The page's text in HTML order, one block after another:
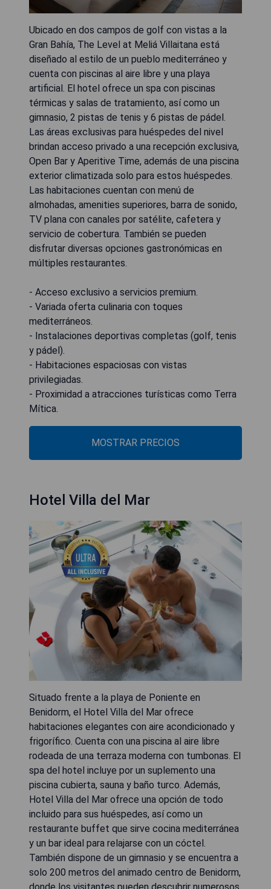
Ubicado en dos campos de golf con vistas a la
Gran Bahía, The Level at Meliá Villaitana está
diseñado al estilo de un pueblo mediterráneo y
cuenta con piscinas al aire libre y una playa
artificial. El hotel ofrece un spa con piscinas
térmicas y salas de tratamiento, así como un
gimnasio, 2 pistas de tenis y 6 pistas de pádel.
Las áreas exclusivas para huéspedes del nivel
brindan acceso privado a una recepción exclusiva,
Open Bar y Aperitive Time, además de una piscina
exterior climatizada solo para estos huéspedes.
Las habitaciones cuentan con menú de
almohadas, amenities superiores, barra de sonido,
TV plana con canales por satélite, cafetera y
servicio de cobertura. También se pueden
disfrutar diversas opciones gastronómicas en
múltiples restaurantes.
- Acceso exclusivo a servicios premium.
- Variada oferta culinaria con toques
mediterráneos.
- Instalaciones deportivas completas (golf, tenis
y pádel).
- Habitaciones espaciosas con vistas
privilegiadas.
- Proximidad a atracciones turísticas como Terra
Mítica.
MOSTRAR PRECIOS
Hotel Villa del Mar
Situado frente a la playa de Poniente en
Benidorm, el Hotel Villa del Mar ofrece
habitaciones elegantes con aire acondicionado y
frigorífico. Cuenta con una piscina al aire libre
rodeada de una terraza moderna con tumbonas. El
spa del hotel incluye por un suplemento una
piscina cubierta, sauna y baño turco. Además,
Hotel Villa del Mar ofrece una opción de todo
incluido para sus huéspedes, así como un
restaurante buffet que sirve cocina mediterránea
y un bar ideal para relajarse con un cóctel.
También dispone de un gimnasio y se encuentra a
solo 200 metros del animado centro de Benidorm,